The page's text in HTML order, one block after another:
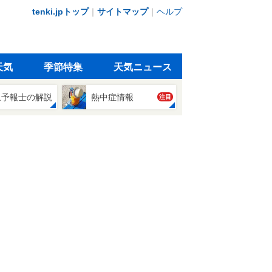
tenki.jpトップ｜ サイトマップ｜ ヘルプ
気 季節特集 天気ニュース
報士の解説 熱中症情報 注目